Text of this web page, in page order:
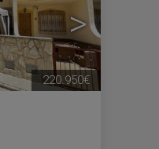
>
220.950€